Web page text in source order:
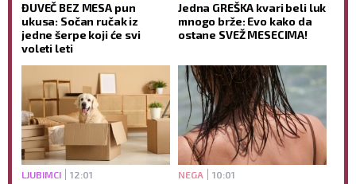
ĐUVEČ BEZ MESA pun
ukusa: Sočan ručak iz
jedne šerpe koji će svi
voleti leti
Jedna GREŠKA kvari beli luk
mnogo brže: Evo kako da
ostane SVEŽ MESECIMA!
LJUBIMCI 12:01 NEGA 10:01